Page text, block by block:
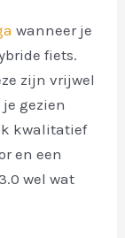
wanneer je
fiets.
zijn vrijwel
gezien
kwalitatief
en een
wel wat